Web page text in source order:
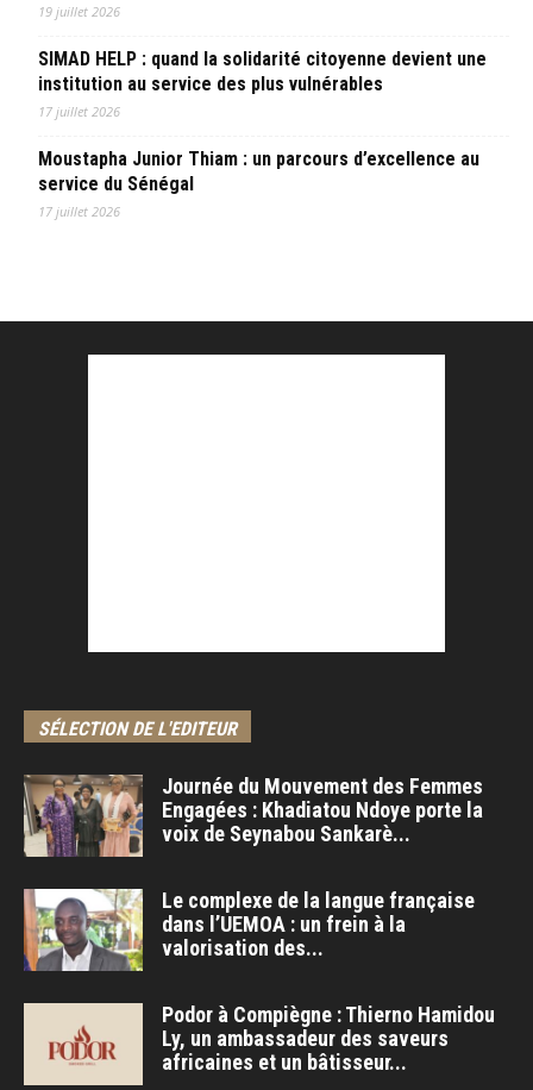
19 juillet 2026
SIMAD HELP : quand la solidarité citoyenne devient une
institution au service des plus vulnérables
17 juillet 2026
Moustapha Junior Thiam : un parcours d’excellence au
service du Sénégal
17 juillet 2026
SÉLECTION DE L'EDITEUR
Journée du Mouvement des Femmes
Engagées : Khadiatou Ndoye porte la
voix de Seynabou Sankarè...
Le complexe de la langue française
dans l’UEMOA : un frein à la
valorisation des...
Podor à Compiègne : Thierno Hamidou
Ly, un ambassadeur des saveurs
africaines et un bâtisseur...